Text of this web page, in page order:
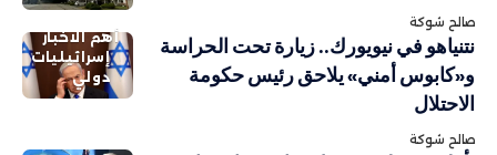
صالح شوكة
أهم الاخبار
إسرائيليات
دولي
نتنياهو في نيويورك.. زيارة تحت الحراسة
و«كابوس أمني» يلاحق رئيس حكومة
الاحتلال
صالح شوكة